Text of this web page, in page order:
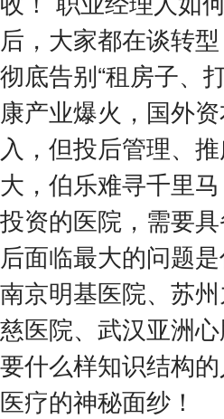
后，大家都在谈转
彻底告别“租房子、
康产业爆火，国外
入，但投后管理、
大，伯乐难寻千里
投资的医院，需要
后面临最大的问题
南京明基医院、苏
慈医院、武汉亚洲
要什么样知识结构
医疗的神秘面纱！